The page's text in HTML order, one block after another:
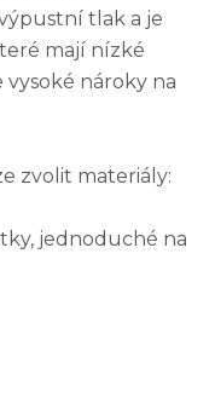
tlak a je
mají nízké
nároky na
zvolit materiály:
jednoduché na